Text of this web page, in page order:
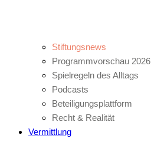
Stiftungsnews
Programmvorschau 2026
Spielregeln des Alltags
Podcasts
Beteiligungsplattform
Recht & Realität
Vermittlung